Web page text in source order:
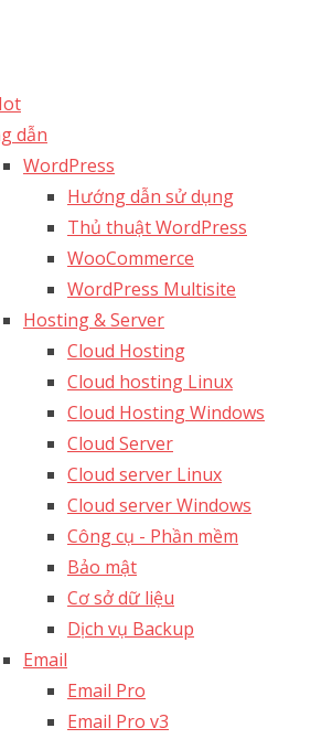
dẫn
WordPress
Hướng dẫn sử dụng
Thủ thuật WordPress
WooCommerce
WordPress Multisite
Hosting & Server
Cloud Hosting
Cloud hosting Linux
Cloud Hosting Windows
Cloud Server
Cloud server Linux
Cloud server Windows
Công cụ - Phần mềm
Bảo mật
Cơ sở dữ liệu
Dịch vụ Backup
Email
Email Pro
Email Pro v3